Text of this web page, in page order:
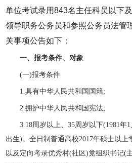
单位考试录用843名主任科员以下
领导职务公务员和参照公务员法管
关事项公告如下：
一、报考条件、对象
(一)报考条件
1.具有中华人民共和国国籍;
2.拥护中华人民共和国宪法;
3.18周岁以上、35周岁以下(1981年1
出生)。全日制普通高校2017年硕士以
以及定向考录优秀村(社区)党组织书记(